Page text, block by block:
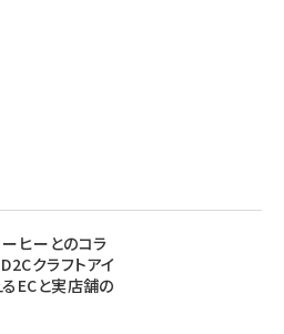
ヒーとのコラ
クラフトアイ
ECと実店舗の